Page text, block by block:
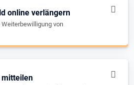
online verlängern
Weiterbewilligung von
mitteilen